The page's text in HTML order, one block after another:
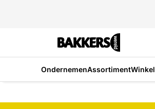
OndernemenAssortimentWinkel